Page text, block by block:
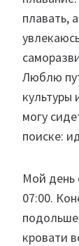
плавать,
Люблю
культуры
могу
поиске:
Мой день
07:00.
кровати